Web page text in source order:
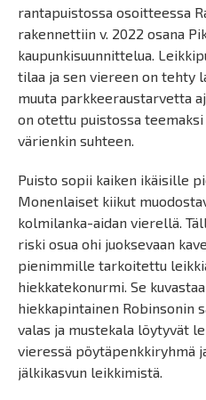
rantapuistossa osoitteessa
rakennettiin v. 2022 osana
kaupunkisuunnittelua.
tilaa ja sen viereen on tehty
muuta parkkeeraustarvetta
on otettu puistossa
värienkin suhteen.
Puisto sopii kaiken ikäisille
Monenlaiset kiikut
kolmilanka-aidan vierellä.
riski osua ohi juoksevaan
pienimmille tarkoitettu
hiekkatekonurmi. Se
hiekkapintainen Robinsonin
valas ja mustekala löytyvät
vieressä pöytäpenkkiryhmä
jälkikasvun leikkimistä.